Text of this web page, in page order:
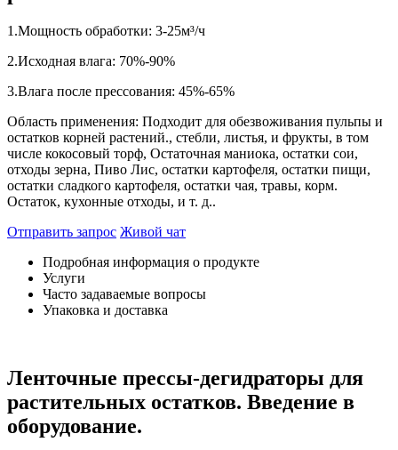
1.Мощность обработки: 3-25м³/ч
2.Исходная влага: 70%-90%
3.Влага после прессования: 45%-65%
Область применения: Подходит для обезвоживания пульпы и
остатков корней растений., стебли, листья, и фрукты, в том
числе кокосовый торф, Остаточная маниока, остатки сои,
отходы зерна, Пиво Лис, остатки картофеля, остатки пищи,
остатки сладкого картофеля, остатки чая, травы, корм.
Остаток, кухонные отходы, и т. д..
Отправить запрос Живой чат
Подробная информация о продукте
Услуги
Часто задаваемые вопросы
Упаковка и доставка
Ленточные прессы-дегидраторы для
растительных остатков. Введение в
оборудование.